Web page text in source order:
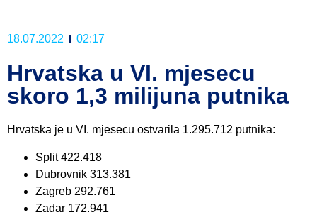
18.07.2022 02:17
Hrvatska u VI. mjesecu
skoro 1,3 milijuna putnika
Hrvatska je u VI. mjesecu ostvarila 1.295.712 putnika:
Split 422.418
Dubrovnik 313.381
Zagreb 292.761
Zadar 172.941